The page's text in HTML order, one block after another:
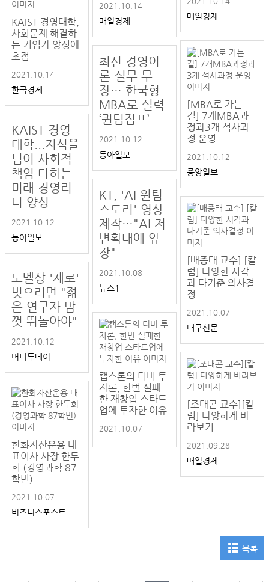
KAIST 경영대학,
사회문제 해결하
는 기업가 양성에
초점
2021.10.14
한국경제
KAIST 경영
대학...지식을
넘어 사회적
책임 다하는
미래 경영리
더 양성
2021.10.12
동아일보
노벨상 '제로'
벗으려면 "젊
은 연구자 맘
껏 뛰놀아야"
2021.10.12
머니투데이
한화자산운용 대
표이사 사장 한두
희 (경영과학 87
학번)
2021.10.07
비즈니스포스트
2021.10.14
매일경제
최신 경영이
론-실무 무
장… 한국형
MBA로 실력
‘퀀텀점프’
2021.10.12
동아일보
KT, 'AI 원팀
스토리' 영상
제작…"AI 저
변확대에 앞
장"
2021.10.08
뉴스1
캡스톤의 디버 투
자론, 한번 실패
한 재창업 스타트
업에 투자한 이유
2021.10.07
매일경제
[MBA로 가는
길] 7개MBA과
정과3개 석사과
정 운영
2021.10.12
중앙일보
[배종태 교수] [칼
럼] 다양한 시각
과 다기준 의사결
정
2021.10.07
대구신문
[조대곤 교수][칼
럼] 다양하게 바
라보기
2021.09.28
매일경제
목록